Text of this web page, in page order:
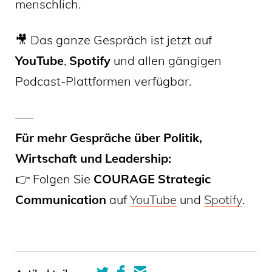
menschlich.
🎥 Das ganze Gespräch ist jetzt auf
YouTube, Spotify und allen gängigen
Podcast-Plattformen verfügbar.
–––
Für mehr Gespräche über Politik,
Wirtschaft und Leadership:
👉 Folgen Sie COURAGE Strategic
Communication aufYouTube und Spotify.